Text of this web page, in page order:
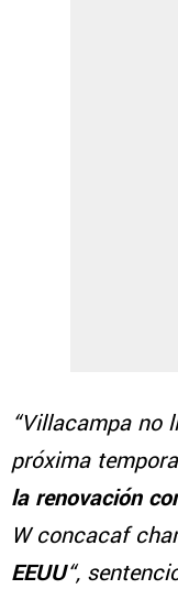
“Villacampa no
próxima
la renovación
W concacaf
EEUU“,